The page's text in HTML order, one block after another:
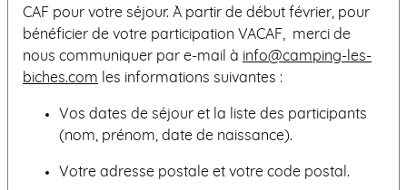
CAF pour votre séjour. À partir de début février, pour
bénéficier de votre participation VACAF, merci de
nous communiquer par e-mail à info@camping-les-
biches.com les informations suivantes :
Vos dates de séjour et la liste des participants
(nom, prénom, date de naissance).
Votre adresse postale et votre code postal.